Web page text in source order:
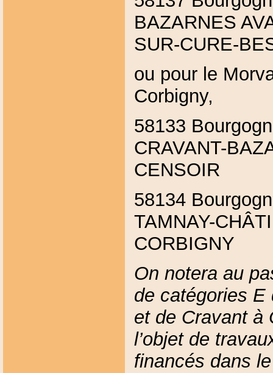
BAZARNES
SUR-CURE-
ou pour le
Corbigny,
58133
CRAVANT-
CENSOIR
58134
TAMNAY-
CORBIGNY
On notera au
de catégories E
et de Cravant à
l’objet de
financés dans